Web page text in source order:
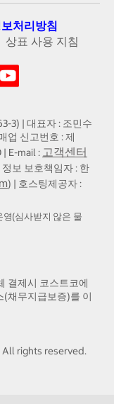
처리방침
상표 사용 지침
3) | 대표자 : 조민수
업 신고번호 : 제
E-mail : 고객센터
정보 보호책임자 : 한
) | 호스팅제공자 :
(심사받지 않은 물
결제시 코스트코에
(채무지급보증)를 이
All rights reserved.